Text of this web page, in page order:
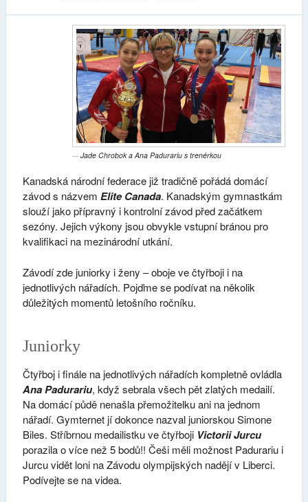
Jade Chrobok a Ana Padurariu s trenérkou
Kanadská národní federace již tradičně pořádá domácí
závod s názvem Elite Canada. Kanadským gymnastkám
slouží jako přípravný i kontrolní závod před začátkem
sezóny. Jejich výkony jsou obvykle vstupní bránou pro
kvalifikaci na mezinárodní utkání.
Závodí zde juniorky i ženy – oboje ve čtyřboji i na
jednotlivých nářadích. Pojďme se podívat na několik
důležitých momentů letošního ročníku.
Juniorky
Čtyřboj i finále na jednotlivých nářadích kompletně ovládla
Ana Padurariu, když sebrala všech pět zlatých medailí.
Na domácí půdě nenašla přemožitelku ani na jednom
nářadí. Gymternet jí dokonce nazval juniorskou Simone
Biles. Stříbrnou medailistku ve čtyřboji Victorii Jurcu
porazila o více než 5 bodů!! Češi měli možnost Padurariu i
Jurcu vidět loni na Závodu olympijských nadějí v Liberci.
Podívejte se na videa.